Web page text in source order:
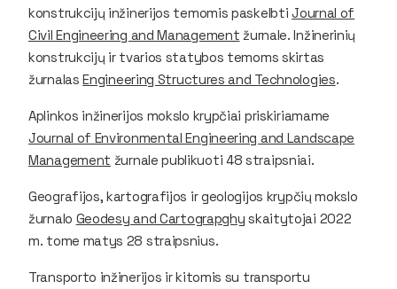
konstrukcijų inžinerijos temomis paskelbtiJournal of
Civil Engineering and Management žurnale. Inžinerinių
konstrukcijų ir tvarios statybos temoms skirtas
žurnalasEngineering Structures and Technologies.
Aplinkos inžinerijos mokslo krypčiai priskiriamame
Journal of Environmental Engineering and Landscape
Management žurnale publikuoti 48 straipsniai.
Geografijos, kartografijos ir geologijos krypčių mokslo
žurnalo Geodesy and Cartograpghy skaitytojai 2022
m. tome matys 28 straipsnius.
Transporto inžinerijos ir kitomis su transportu